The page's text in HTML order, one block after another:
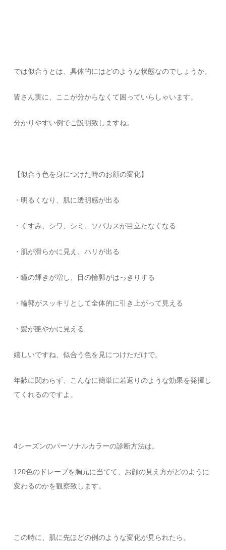
では似合うとは、具体的にはどのような状態なのでしょうか。
皆さん実に、ここが分からなくて困っていらしゃいます。
分かりやすい例でご説明致しますね。
【似合う色を身につけた時のお顔の変化】
・明るくなり、肌に透明感が出る
・くすみ、シワ、シミ、ソバカスが目立たなくなる
・肌が滑らかに見え、ハリが出る
・瞳の輝きが増し、目の輪郭がはっきりする
・輪郭がスッキリとして全体的に引き上がって見える
・髪が艶やかに見える
嬉しいですね、似合う色を見につけただけで。
年齢に関わらず、こんなに簡単に若返りのような効果を発揮し
てくれるのですよ。
4シーズンのパーソナルカラーの診断方法は。
120色のドレープを胸元に当てて、お顔の見え方がどのように
変わるのかを観察致します。
この時に、肌に先ほどの例のような変化が見られたら。